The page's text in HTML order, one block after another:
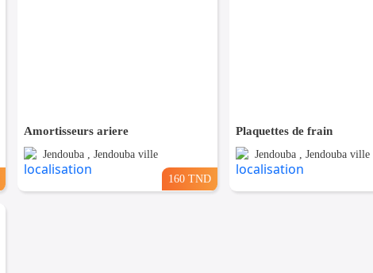
Amortisseurs ariere
Jendouba , Jendouba ville
160 TND
Plaquettes de frain
Jendouba , Jendouba ville